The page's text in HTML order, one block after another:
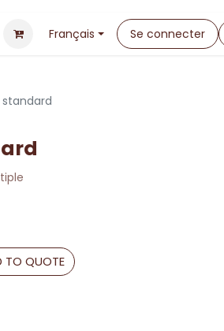
Français Se connecter
standard
TO QUOTE